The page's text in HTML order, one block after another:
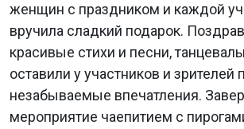
женщин с праздником и каждой
вручила сладкий подарок.
красивые стихи и песни,
оставили у участников и зрителей
незабываемые впечатления.
мероприятие чаепитием с